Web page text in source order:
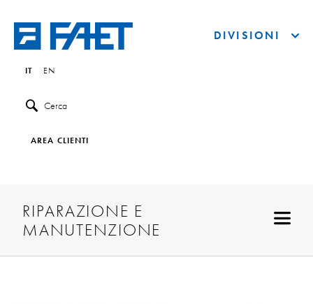
IT EN
Cerca
AREA CLIENTI
DIVISIONI
RIPARAZIONE E
MANUTENZIONE